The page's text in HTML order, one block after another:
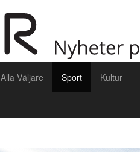
Alla Väljare Sport Kultur